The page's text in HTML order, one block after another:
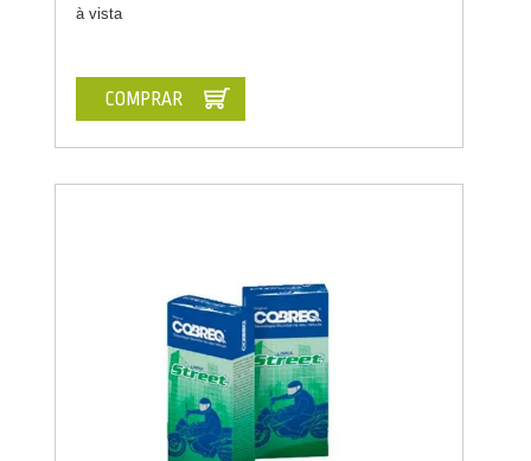
à vista
COMPRAR